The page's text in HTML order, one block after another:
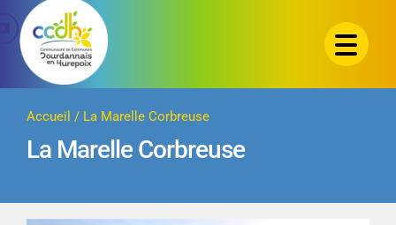
Passer
contenu
Accueil / La Marelle Corbreuse
La Marelle Corbreuse